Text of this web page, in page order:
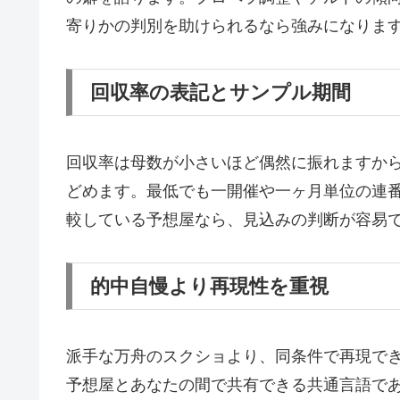
寄りかの判別を助けられるなら強みになりま
回収率の表記とサンプル期間
回収率は母数が小さいほど偶然に振れますか
どめます。最低でも一開催や一ヶ月単位の連
較している予想屋なら、見込みの判断が容易
的中自慢より再現性を重視
派手な万舟のスクショより、同条件で再現で
予想屋とあなたの間で共有できる共通言語で